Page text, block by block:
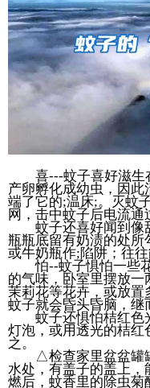
喜---蚊子喜好滋生
产卵孵化成幼虫，因
端了它的;温床;。灭蚊
网，击中蚊子后电流通
蚊子还喜好闻到像
瓶瓶底留有奶渍的处所
或牛奶瓶作;陷阱；往往
怕--蚊子惧怕一些花
的气味，卧室里摆放一
茉莉花等花卉，或放置
蚊子就会昏头昏脑，继
蚊子还惧怕桔红色
灯泡，或用透光的桔
之。
△检查家里盆盆罐罐
水处，有盖子的盖上
燃后，蚊香里的除虫菊